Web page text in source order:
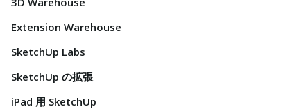
Extension Warehouse
SketchUp Labs
SketchUp の拡張
iPad 用 SketchUp